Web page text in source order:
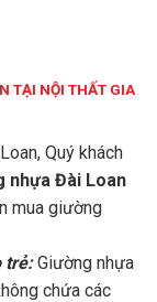
TẠI NỘI THẤT GIA
Quý khách
nhựa Đài Loan
mua giường
trẻ:Giường nhựa
chứa các